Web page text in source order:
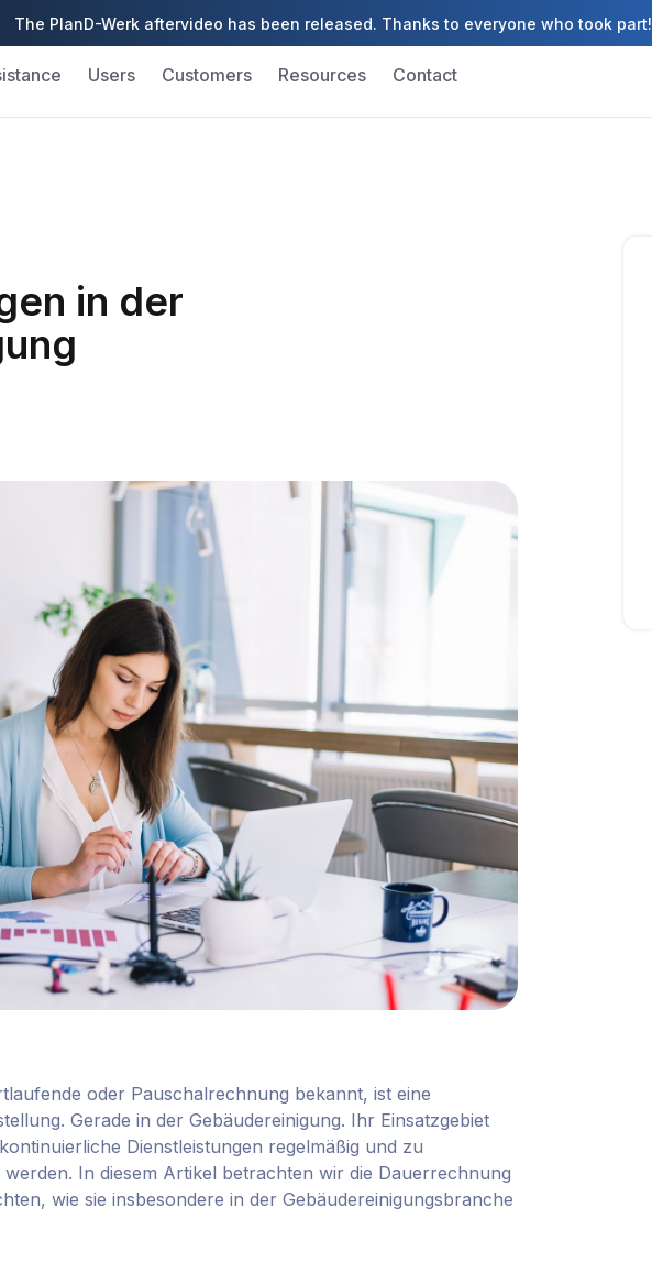
The PlanD-Werk aftervideo has been released. Thanks to everyone who took part!
Users Customers Resources Contact
in der
oder Pauschalrechnung bekannt, ist eine
Gerade in der Gebäudereinigung. Ihr Einsatzgebiet
Dienstleistungen regelmäßig und zu
In diesem Artikel betrachten wir die Dauerrechnung
wie sie insbesondere in der Gebäudereinigungsbranche